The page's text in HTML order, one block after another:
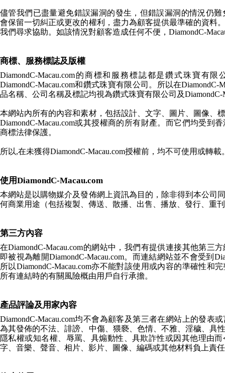
儘管我們已盡量避免錯誤漏洞的發生，但錯誤漏洞的情況仍難
會保留一切糾正或更改的權利，盡力為顧客提供最準確的資料
我們尋求協助。如該情況對顧客造成任何不便， DiamondC-
商標、服務標誌及版權
DiamondC-Macau.com的商標和服務標誌都是鑽式珠寶有限
DiamondC-Macau.com和鑽式珠寶有限公司。所以在DiamondC-
品名稱、公司名稱及標記均視為鑽式珠寶有限公司及DiamondC-
本網站內所有的內容和素材，包括設計、文字、圖片、圖像、
DiamondC-Macau.com或其授權商的所有財產。而它們均受到
商標法律保護。
所以,在未獲得DiamondC-Macau.com授權前，均不可使用或轉載
使用DiamondC-Macau.com
本網站是以購物媒介及發佈網上資訊為目的，除非得到本公司
何商業用途（包括複製、傳送、散播、出售、播放、發行、重
第三方內容
在DiamondC-Macau.com的網站中，我們有提供連接其他第三
即被視為離開DiamondC-Macau.com。而連結網站並不會受到
所以DiamondC-Macau.com亦不能對該使用或內容的準確性和
所有連結時的有關風險概由用戶自行承擔。
產品評論及用家內容
DiamondC-Macau.com均不會為顧客及第三者在網站上的發表
為其發佈的不法、誹謗、中傷、猥褻、色情、不雅、淫穢、具
隱私權或知名權、辱罵、具煽動性、具欺詐性或因其他理由
字、音樂、聲音、相片、影片、圖像、編碼或其他材料負上責